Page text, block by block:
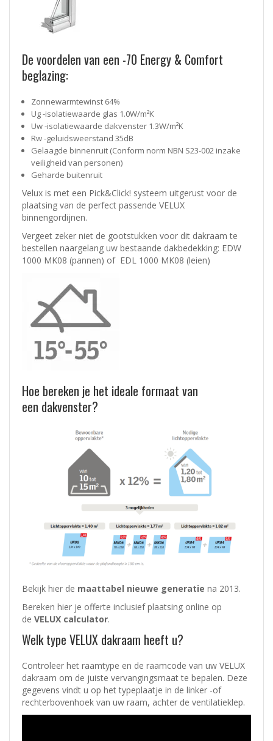
De voordelen van een -70 Energy & Comfort
beglazing:
Zonnewarmtewinst 64%
Ug -isolatiewaarde glas 1.0W/m²K
Uw -isolatiewaarde dakvenster 1.3W/m²K
Rw -geluidsweerstand 35dB
Gelaagde binnenruit (Conform norm NBN S23-002 inzake
veiligheid van personen)
Geharde buitenruit
Velux is met een Pick&Click! systeem uitgerust voor de
plaatsing van de perfect passende VELUX
binnengordijnen.
Vergeet zeker niet de gootstukken voor dit dakraam te
bestellen naargelang uw bestaande dakbedekking: EDW
1000 MK08 (pannen) of EDL 1000 MK08 (leien)
Hoe bereken je het ideale formaat van
een dakvenster?
Bekijk hier de maattabel nieuwe generatie na 2013.
Bereken hier je offerte inclusief plaatsing online op
de VELUX calculator.
Welk type VELUX dakraam heeft u?
Controleer het raamtype en de raamcode van uw VELUX
dakraam om de juiste vervangingsmaat te bepalen. Deze
gegevens vindt u op het typeplaatje in de linker -of
rechterbovenhoek van uw raam, achter de ventilatieklep.